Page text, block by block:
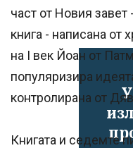
част от Новия
книга - написана от
на I век Йоан от
популяризира
контролирана от
Книгата и седемте